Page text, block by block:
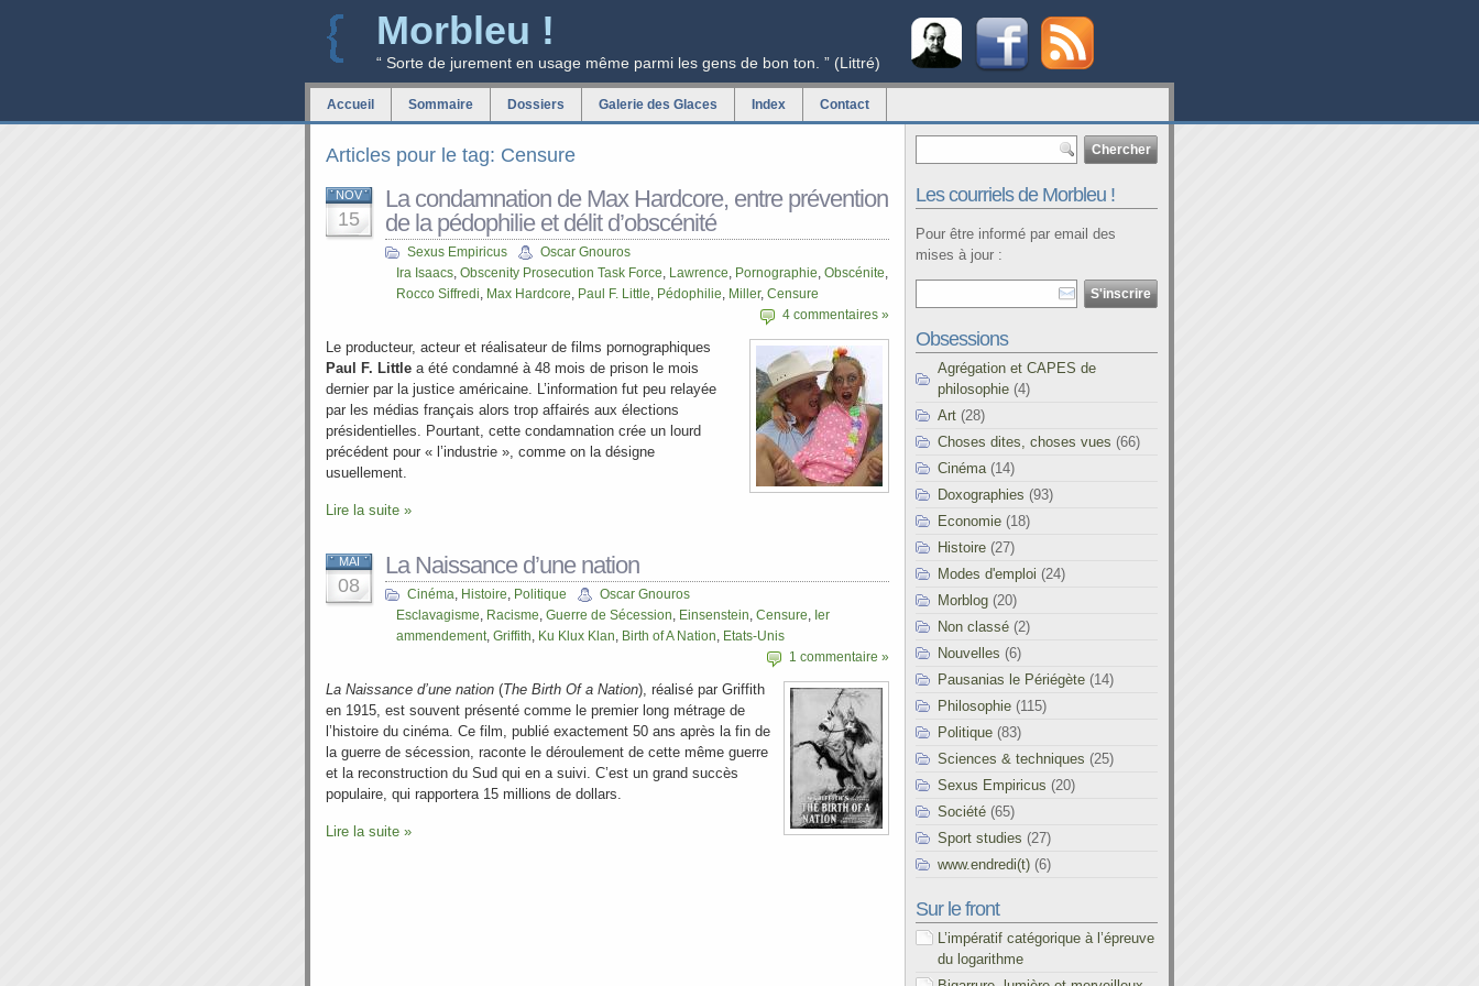
Morbleu !
“ Sorte de jurement en usage même parmi les gens de bon ton. ” (Littré)
Accueil Sommaire Dossiers Galerie des Glaces Index Contact
Articles pour le tag: Censure
NOV
15
La condamnation de Max Hardcore, entre prévention
de la pédophilie et délit d’obscénité
Sexus Empiricus
Oscar Gnouros
Ira Isaacs, Obscenity Prosecution Task Force, Lawrence, Pornographie, Obscénite,
Rocco Siffredi, Max Hardcore, Paul F. Little, Pédophilie, Miller, Censure
4 commentaires »
Le producteur, acteur et réalisateur de films pornographiques
Paul F. Little a été condamné à 48 mois de prison le mois
dernier par la justice américaine. L’information fut peu relayée
par les médias français alors trop affairés aux élections
présidentielles. Pourtant, cette condamnation crée un lourd
précédent pour « l’industrie », comme on la désigne
usuellement.
Lire la suite »
MAI
08
La Naissance d’une nation
Cinéma, Histoire, Politique
Oscar Gnouros
Esclavagisme, Racisme, Guerre de Sécession, Einsenstein, Censure, Ier
ammendement, Griffith, Ku Klux Klan, Birth of A Nation, Etats-Unis
1 commentaire »
La Naissance d’une nation (The Birth Of a Nation), réalisé par Griffith
en 1915, est souvent présenté comme le premier long métrage de
l’histoire du cinéma. Ce film, publié exactement 50 ans après la fin de
la guerre de sécession, raconte le déroulement de cette même guerre
et la reconstruction du Sud qui en a suivi. C’est un grand succès
populaire, qui rapportera 15 millions de dollars.
Lire la suite »
Les courriels de Morbleu !
Pour être informé par email des
mises à jour :
Obsessions
Agrégation et CAPES de
philosophie (4)
Art (28)
Choses dites, choses vues (66)
Cinéma (14)
Doxographies (93)
Economie (18)
Histoire (27)
Modes d'emploi (24)
Morblog (20)
Non classé (2)
Nouvelles (6)
Pausanias le Périégète (14)
Philosophie (115)
Politique (83)
Sciences & techniques (25)
Sexus Empiricus (20)
Société (65)
Sport studies (27)
www.endredi(t) (6)
Sur le front
L’impératif catégorique à l’épreuve
du logarithme